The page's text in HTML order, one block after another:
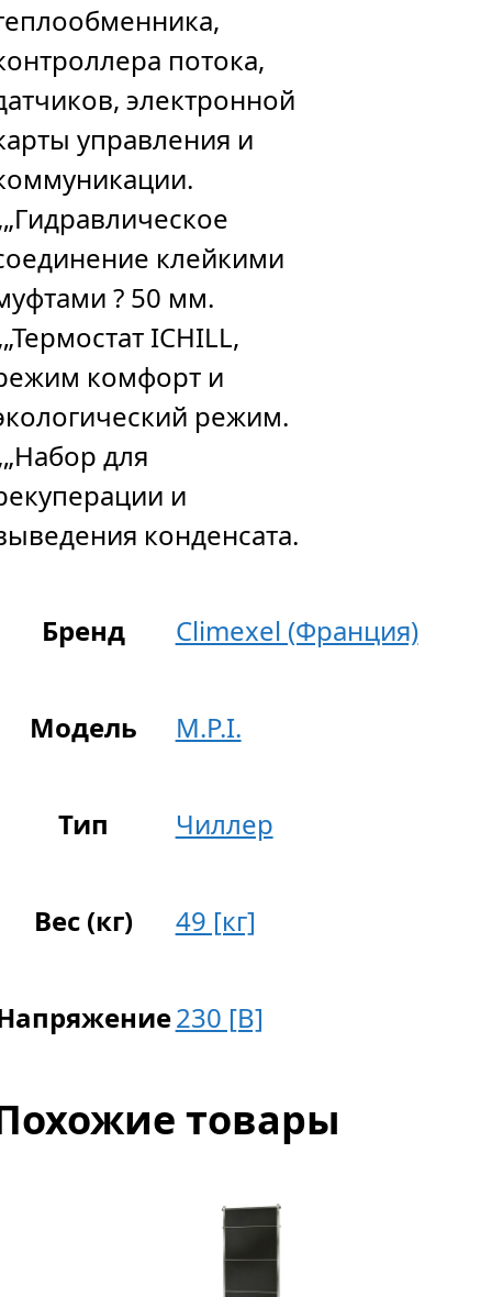
потока,
электронной
управления и
клейкими
? 50 мм.
ICHILL,
комфорт и
режим.
для
и
конденсата.
Бренд Climexel (Франция)
Модель M.P.I.
Тип Чиллер
Вес (кг) 49 [кг]
230 [В]
товары